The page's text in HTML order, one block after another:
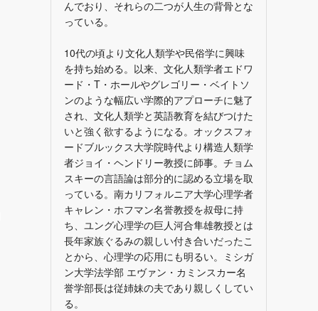
んでおり、それらの二つが人生の背骨とな
っている。
10代の頃より文化人類学や民俗学に興味
を持ち始める。以来、文化人類学者エドワ
ード・T・ホールやグレゴリー・ベイトソ
ンのような幅広い学際的アプローチに魅了
され、文化人類学と英語教育を結びつけた
いと強く欲するようになる。オックスフォ
ードブルックス大学院時代より構造人類学
者ジョイ・ヘンドリー教授に師事。チョム
スキーの言語論は部分的に認める立場を取
っている。南カリフォルニア大学心理学者
キャレン・ホフマン名誉教授を叔母に持
ち、ユング心理学の巨人河合隼雄教授とは
長年家族ぐるみの親しい付き合いだったこ
とから、心理学の応用にも明るい。ミシガ
ン大学法学部 エヴァン・カミンスカー名
誉学部長は従姉妹の夫であり親しくしてい
る。